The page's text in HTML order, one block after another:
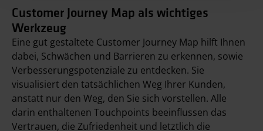
Customer Journey Map als wichtiges
Werkzeug
Eine gut gestaltete Customer Journey Map hilft Ihnen
dabei, Schwächen und Barrieren zu erkennen, sowie
Verbesserungspotenziale zu entdecken. Sie
visualisiert den tatsächlichen Weg Ihrer Kunden,
anstatt nur den Weg, den Sie sich vorstellen. Alle
darin enthaltenen Touchpoints beeinflussen das
Vertrauen, die Zufriedenheit und letztlich die